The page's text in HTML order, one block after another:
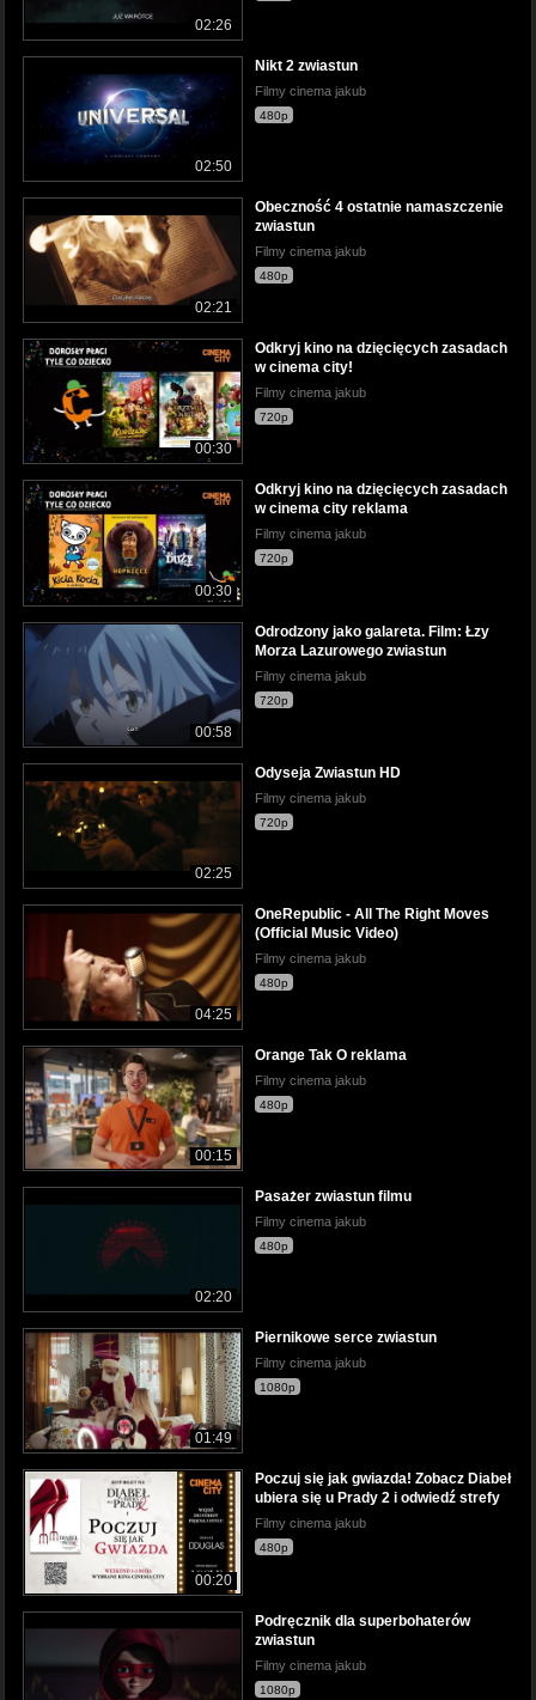
02:26
02:50
Nikt 2 zwiastun
Filmy cinema jakub
480p
02:21
Obeczność 4 ostatnie namaszczenie
zwiastun
Filmy cinema jakub
480p
00:30
Odkryj kino na dzięcięcych zasadach
w cinema city!
Filmy cinema jakub
720p
00:30
Odkryj kino na dzięcięcych zasadach
w cinema city reklama
Filmy cinema jakub
720p
00:58
Odrodzony jako galareta. Film: Łzy
Morza Lazurowego zwiastun
Filmy cinema jakub
720p
02:25
Odyseja Zwiastun HD
Filmy cinema jakub
720p
04:25
OneRepublic - All The Right Moves
(Official Music Video)
Filmy cinema jakub
480p
00:15
Orange Tak O reklama
Filmy cinema jakub
480p
02:20
Pasażer zwiastun filmu
Filmy cinema jakub
480p
01:49
Piernikowe serce zwiastun
Filmy cinema jakub
1080p
00:20
Poczuj się jak gwiazda! Zobacz Diabeł
ubiera się u Prady 2 i odwiedź strefy
Filmy cinema jakub
480p
Podręcznik dla superbohaterów
zwiastun
Filmy cinema jakub
1080p